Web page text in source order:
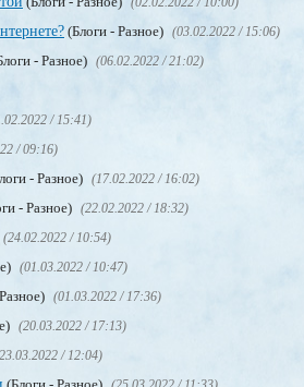
(Блоги - Разное) (03.02.2022 / 15:06)
- Разное) (06.02.2022 / 21:02)
/ 15:41)
/ 09:16)
- Разное) (17.02.2022 / 16:02)
- Разное) (22.02.2022 / 18:32)
(24.02.2022 / 10:54)
(01.03.2022 / 10:47)
(01.03.2022 / 17:36)
(20.03.2022 / 17:13)
/ 12:04)